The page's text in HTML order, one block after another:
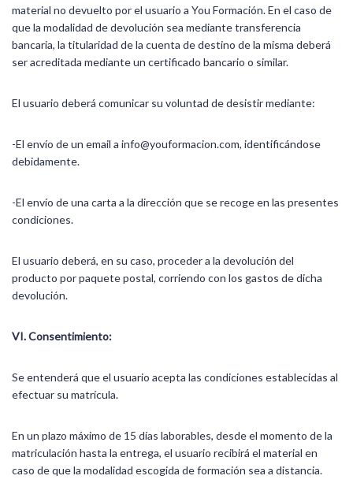
material no devuelto por el usuario a You Formación. En el caso de
que la modalidad de devolución sea mediante transferencia
bancaria, la titularidad de la cuenta de destino de la misma deberá
ser acreditada mediante un certificado bancario o similar.
El usuario deberá comunicar su voluntad de desistir mediante:
-El envío de un email a info@youformacion.com, identificándose
debidamente.
-El envío de una carta a la dirección que se recoge en las presentes
condiciones.
El usuario deberá, en su caso, proceder a la devolución del
producto por paquete postal, corriendo con los gastos de dicha
devolución.
VI. Consentimiento:
Se entenderá que el usuario acepta las condiciones establecidas al
efectuar su matrícula.
En un plazo máximo de 15 días laborables, desde el momento de la
matriculación hasta la entrega, el usuario recibirá el material en
caso de que la modalidad escogida de formación sea a distancia.